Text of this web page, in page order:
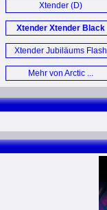
Xtender (D)
Xtender Xtender Black
Clear Glass (D)
Xtender Jubiläums Flash
Sale (D)
Mehr von Arctic ...